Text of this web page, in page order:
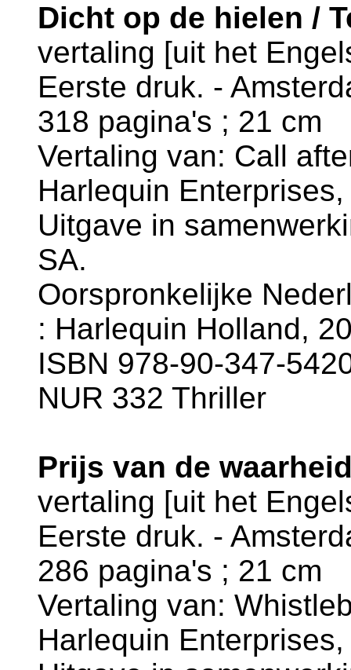
Dicht op de hielen /
vertaling [uit het
Eerste druk. -
318 pagina's ; 21 cm
Vertaling van: Call
Harlequin
Uitgave in
SA.
Oorspronkelijke
: Harlequin Holland,
ISBN 978-90-347-
NUR 332 Thriller
Prijs van de
vertaling [uit het
Eerste druk. -
286 pagina's ; 21 cm
Vertaling van:
Harlequin